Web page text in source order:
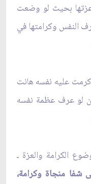
بحيث لو وضعت
النفس وكرامتها في
كرمت عليه نفسه هانت
لو عرف عظمة نفسه
الكرامة والعزة ـ
شفا منجاة وكرامة،